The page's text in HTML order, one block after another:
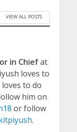
VIEW ALL POSTS
in Chiefat
loves to
loves to do
him on
or follow
.